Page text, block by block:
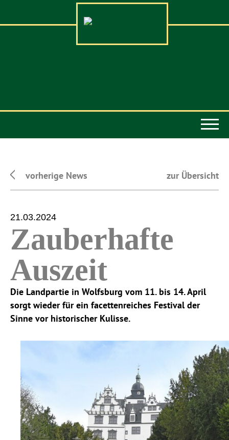
vorherige News zur Übersicht
21.03.2024
Zauberhafte
Auszeit
Die Landpartie in Wolfsburg vom 11. bis 14. April
sorgt wieder für ein facettenreiches Festival der
Sinne vor historischer Kulisse.